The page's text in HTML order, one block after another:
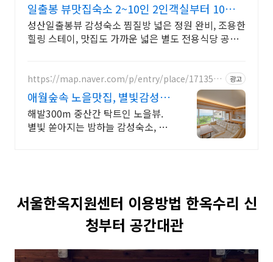
일출봉 뷰맛집숙소 2~10인 2인객실부터 10인객
실 구성
성산일출봉뷰 감성숙소 찜질방 넓은 정원 완비, 조용한
힐링 스테이, 맛집도 가까운 넓은 별도 전용식당 공간,
https://map.naver.com/p/entry/place/1713550
광고
애월숲속 노을맛집, 별빛감성 아
기용품 완벽구비, 대가족
해발300m 중산간 탁트인 노을뷰.
별빛 쏟아지는 밤하늘 감성숙소, 호
서울한옥지원센터 이용방법 한옥수리 신
청부터 공간대관